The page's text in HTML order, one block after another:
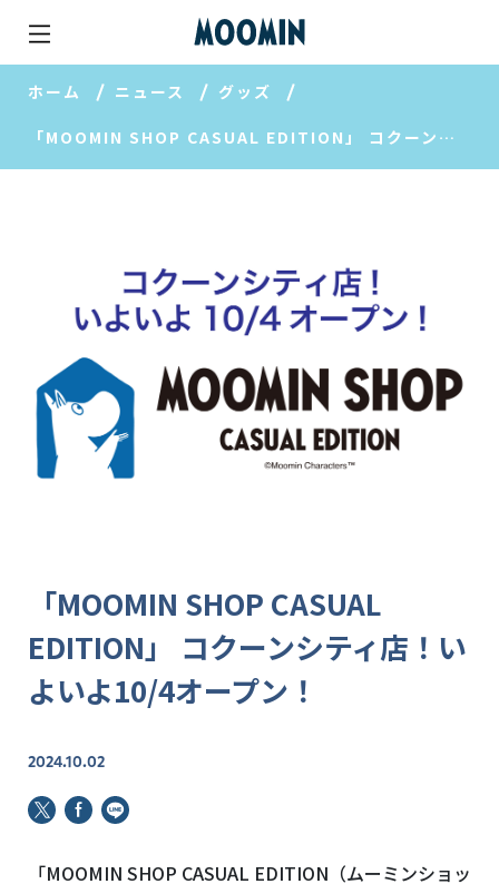
ホーム ニュース グッズ
「MOOMIN SHOP CASUAL EDITION」 コクーンシティ店！いよいよ10/4オープン！
「MOOMIN SHOP CASUAL
EDITION」 コクーンシティ店！い
よいよ10/4オープン！
2024.10.02
「MOOMIN SHOP CASUAL EDITION（ムーミンショッ